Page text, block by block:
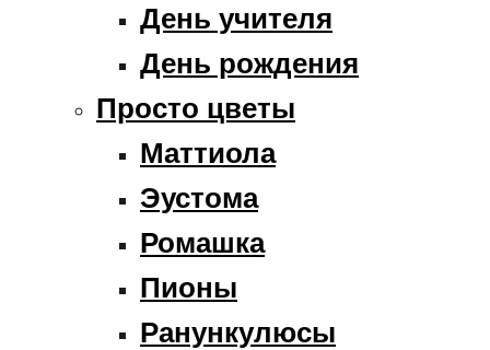
День учителя
День рождения
Просто цветы
Маттиола
Эустома
Ромашка
Пионы
Ранункулюсы